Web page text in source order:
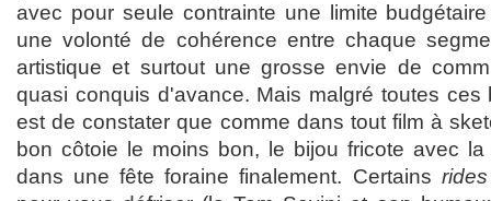
avec pour seule contrainte une limite
une volonté de cohérence entre chaque
artistique et surtout une grosse envie de
quasi conquis d'avance. Mais malgré toutes ces
est de constater que comme dans tout film à
bon côtoie le moins bon, le bijou fricote avec
dans une fête foraine finalement. Certains rides